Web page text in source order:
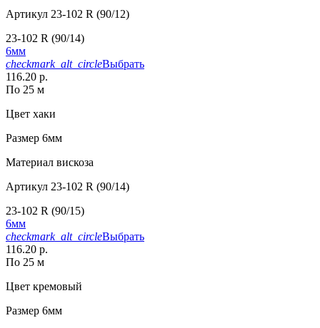
Артикул 23-102 R (90/12)
23-102 R (90/14)
6мм
checkmark_alt_circleВыбрать
116.20 р.
По 25 м
Цвет хаки
Размер 6мм
Материал вискоза
Артикул 23-102 R (90/14)
23-102 R (90/15)
6мм
checkmark_alt_circleВыбрать
116.20 р.
По 25 м
Цвет кремовый
Размер 6мм